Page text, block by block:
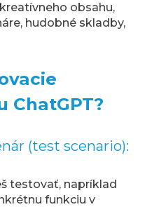
obsahu,
hudobné skladby,
ChatGPT?
(test scenario):
testovať, napríklad
funkciu v